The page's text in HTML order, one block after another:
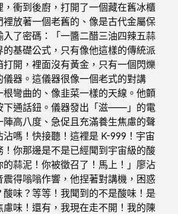
，衝到後廚，打開了一個藏在舊冰櫃
放著一個老舊的、像是古代金屬保
入了密碼：「一醬二醋三油四辣五蒜
的基礎公式，只有像他這樣的傳統派
開，裡面沒有黃金，只有一個閃爍
器。這儀器很像一個老式的對講
彎曲的、像韭菜一樣的天線。他顫
下通話鈕。儀器發出「滋——」的電
高八度、急促且充滿養生焦慮的聲
嗎！快接聽！這裡是 K-999！宇宙
！你那邊是不是已經聞到宇宙級的酸
的蒜泥！你被徵召了！馬上！」廖沾
震得嗡嗡作響，他捏著對講機，困惑
味？等等！我聞到的不是酸味！是
味！還有，我現在走不開！我的陳